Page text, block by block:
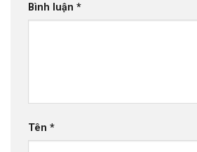
Bình luận *
Tên *